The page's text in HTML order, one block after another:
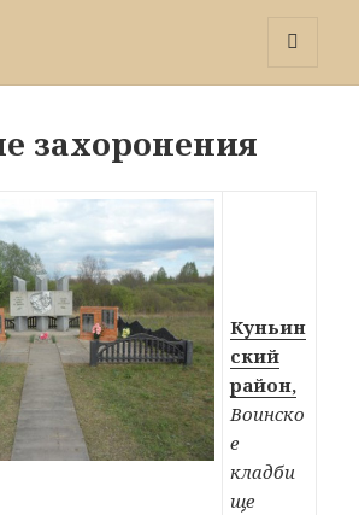
захоронения
Куньин
ский
район,
Воинско
е
кладби
ще